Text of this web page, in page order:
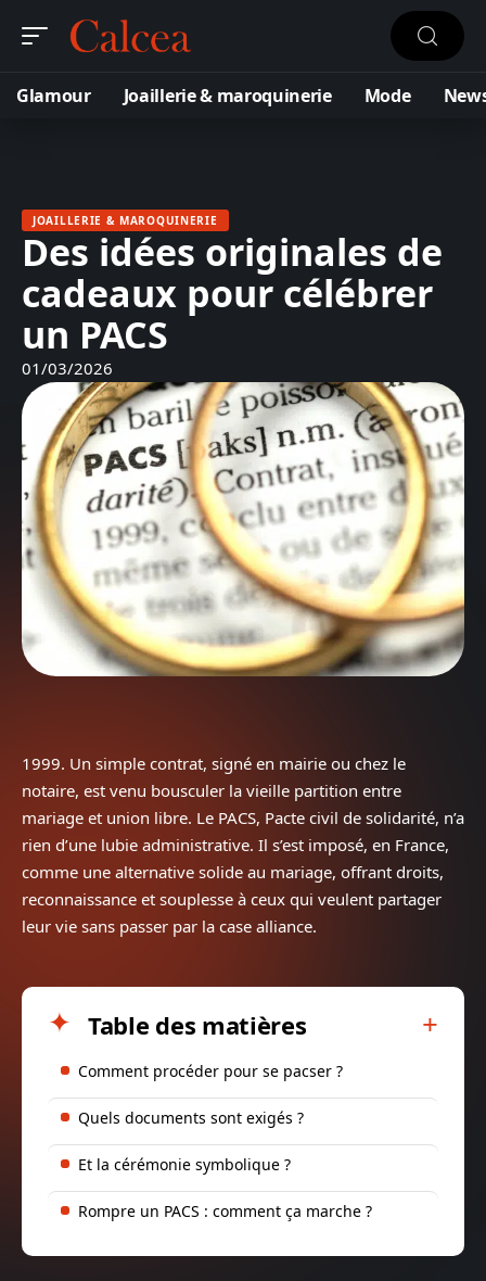
Glamour Joaillerie & maroquinerie Mode
JOAILLERIE & MAROQUINERIE
Des idées originales de
cadeaux pour célébrer
un PACS
01/03/2026
1999. Un simple contrat, signé en mairie ou chez le
notaire, est venu bousculer la vieille partition entre
mariage et union libre. Le PACS, Pacte civil de solidarité, n’a
rien d’une lubie administrative. Il s’est imposé, en France,
comme une alternative solide au mariage, offrant droits,
reconnaissance et souplesse à ceux qui veulent partager
leur vie sans passer par la case alliance.
Table des matières
Comment procéder pour se pacser ?
Quels documents sont exigés ?
Et la cérémonie symbolique ?
Rompre un PACS : comment ça marche ?